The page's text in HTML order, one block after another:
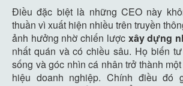
Điều đặc biệt là những CEO này
thuần vì xuất hiện nhiều trên truyền
ảnh hưởng nhờ chiến lược xây dựng
nhất quán và có chiều sâu. Họ biến
sống và góc nhìn cá nhân trở thành
hiệu doanh nghiệp. Chính điều đó